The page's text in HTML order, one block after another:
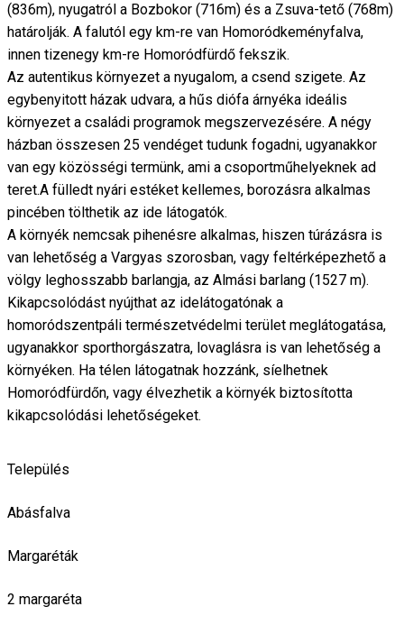
(836m), nyugatról a Bozbokor (716m) és a Zsuva-tető (768m)
határolják. A falutól egy km-re van Homoródkeményfalva,
innen tizenegy km-re Homoródfürdő fekszik.
Az autentikus környezet a nyugalom, a csend szigete. Az
egybenyitott házak udvara, a hűs diófa árnyéka ideális
környezet a családi programok megszervezésére. A négy
házban összesen 25 vendéget tudunk fogadni, ugyanakkor
van egy közösségi termünk, ami a csoportműhelyeknek ad
teret.A fülledt nyári estéket kellemes, borozásra alkalmas
pincében tölthetik az ide látogatók.
A környék nemcsak pihenésre alkalmas, hiszen túrázásra is
van lehetőség a Vargyas szorosban, vagy feltérképezhető a
völgy leghosszabb barlangja, az Almási barlang (1527 m).
Kikapcsolódást nyújthat az idelátogatónak a
homoródszentpáli természetvédelmi terület meglátogatása,
ugyanakkor sporthorgászatra, lovaglásra is van lehetőség a
környéken. Ha télen látogatnak hozzánk, síelhetnek
Homoródfürdőn, vagy élvezhetik a környék biztosította
kikapcsolódási lehetőségeket.
Település
Abásfalva
Margaréták
2 margaréta